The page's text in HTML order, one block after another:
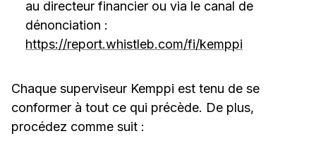
au directeur financier ou via le canal de
dénonciation :
https://report.whistleb.com/fi/kemppi
Chaque superviseur Kemppi est tenu de se
conformer à tout ce qui précède. De plus,
procédez comme suit :